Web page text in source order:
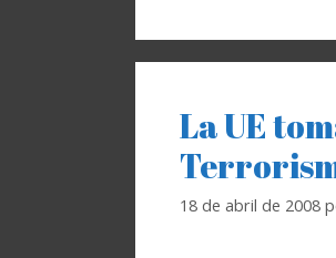
La UE
18 de abril de 2008